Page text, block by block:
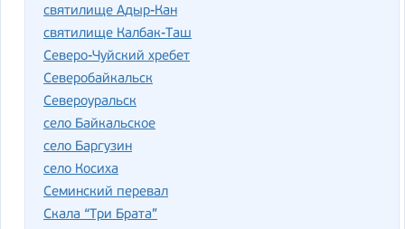
святилище Адыр-Кан
святилище Калбак-Таш
Северо-Чуйский хребет
Северобайкальск
Североуральск
село Байкальское
село Баргузин
село Косиха
Семинский перевал
Скала “Три Брата”